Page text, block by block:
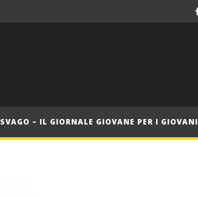
SVAGO – IL GIORNALE GIOVANE PER I GIOVANI